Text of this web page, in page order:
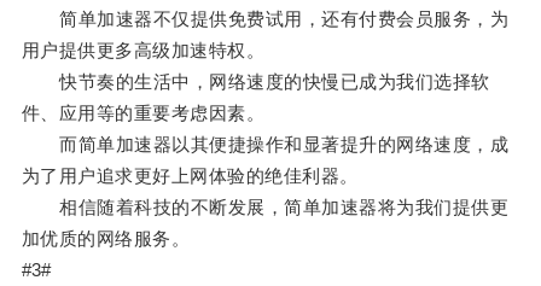
简单加速器不仅提供免费试用，还有付费会员服务，为
用户提供更多高级加速特权。
快节奏的生活中，网络速度的快慢已成为我们选择软
件、应用等的重要考虑因素。
而简单加速器以其便捷操作和显著提升的网络速度，成
为了用户追求更好上网体验的绝佳利器。
相信随着科技的不断发展，简单加速器将为我们提供更
加优质的网络服务。
#3#